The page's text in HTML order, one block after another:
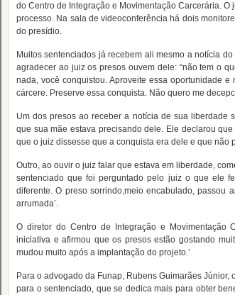
do Centro de Integração e Movimentação Carcerária.
processo. Na sala de videoconferência há dois
do presídio.
Muitos sentenciados já recebem ali mesmo a notícia
agradecer ao juiz os presos ouvem dele: “não tem o
nada, você conquistou. Aproveite essa oportunidade
cárcere. Preserve essa conquista. Não quero me
Um dos presos ao receber a notícia de sua liberdade
que sua mãe estava precisando dele. Ele declarou
que o juiz dissesse que a conquista era dele e que não
Outro, ao ouvir o juiz falar que estava em liberdade,
sentenciado que foi perguntado pelo juiz o que ele
diferente. O preso sorrindo,meio encabulado, passou
arrumada’.
O diretor do Centro de Integração e Movimentação
iniciativa e afirmou que os presos estão gostando
mudou muito após a implantação do projeto.’
Para o advogado da Funap, Rubens Guimarães
para o sentenciado, que se dedica mais para obter